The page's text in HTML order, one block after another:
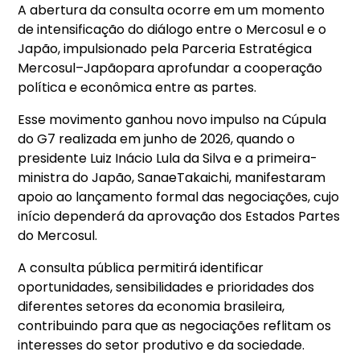
A abertura da consulta ocorre em um momento
de intensificação do diálogo entre o Mercosul e o
Japão, impulsionado pela Parceria Estratégica
Mercosul–Japãopara aprofundar a cooperação
política e econômica entre as partes.
Esse movimento ganhou novo impulso na Cúpula
do G7 realizada em junho de 2026, quando o
presidente Luiz Inácio Lula da Silva e a primeira-
ministra do Japão, SanaeTakaichi, manifestaram
apoio ao lançamento formal das negociações, cujo
início dependerá da aprovação dos Estados Partes
do Mercosul.
A consulta pública permitirá identificar
oportunidades, sensibilidades e prioridades dos
diferentes setores da economia brasileira,
contribuindo para que as negociações reflitam os
interesses do setor produtivo e da sociedade.